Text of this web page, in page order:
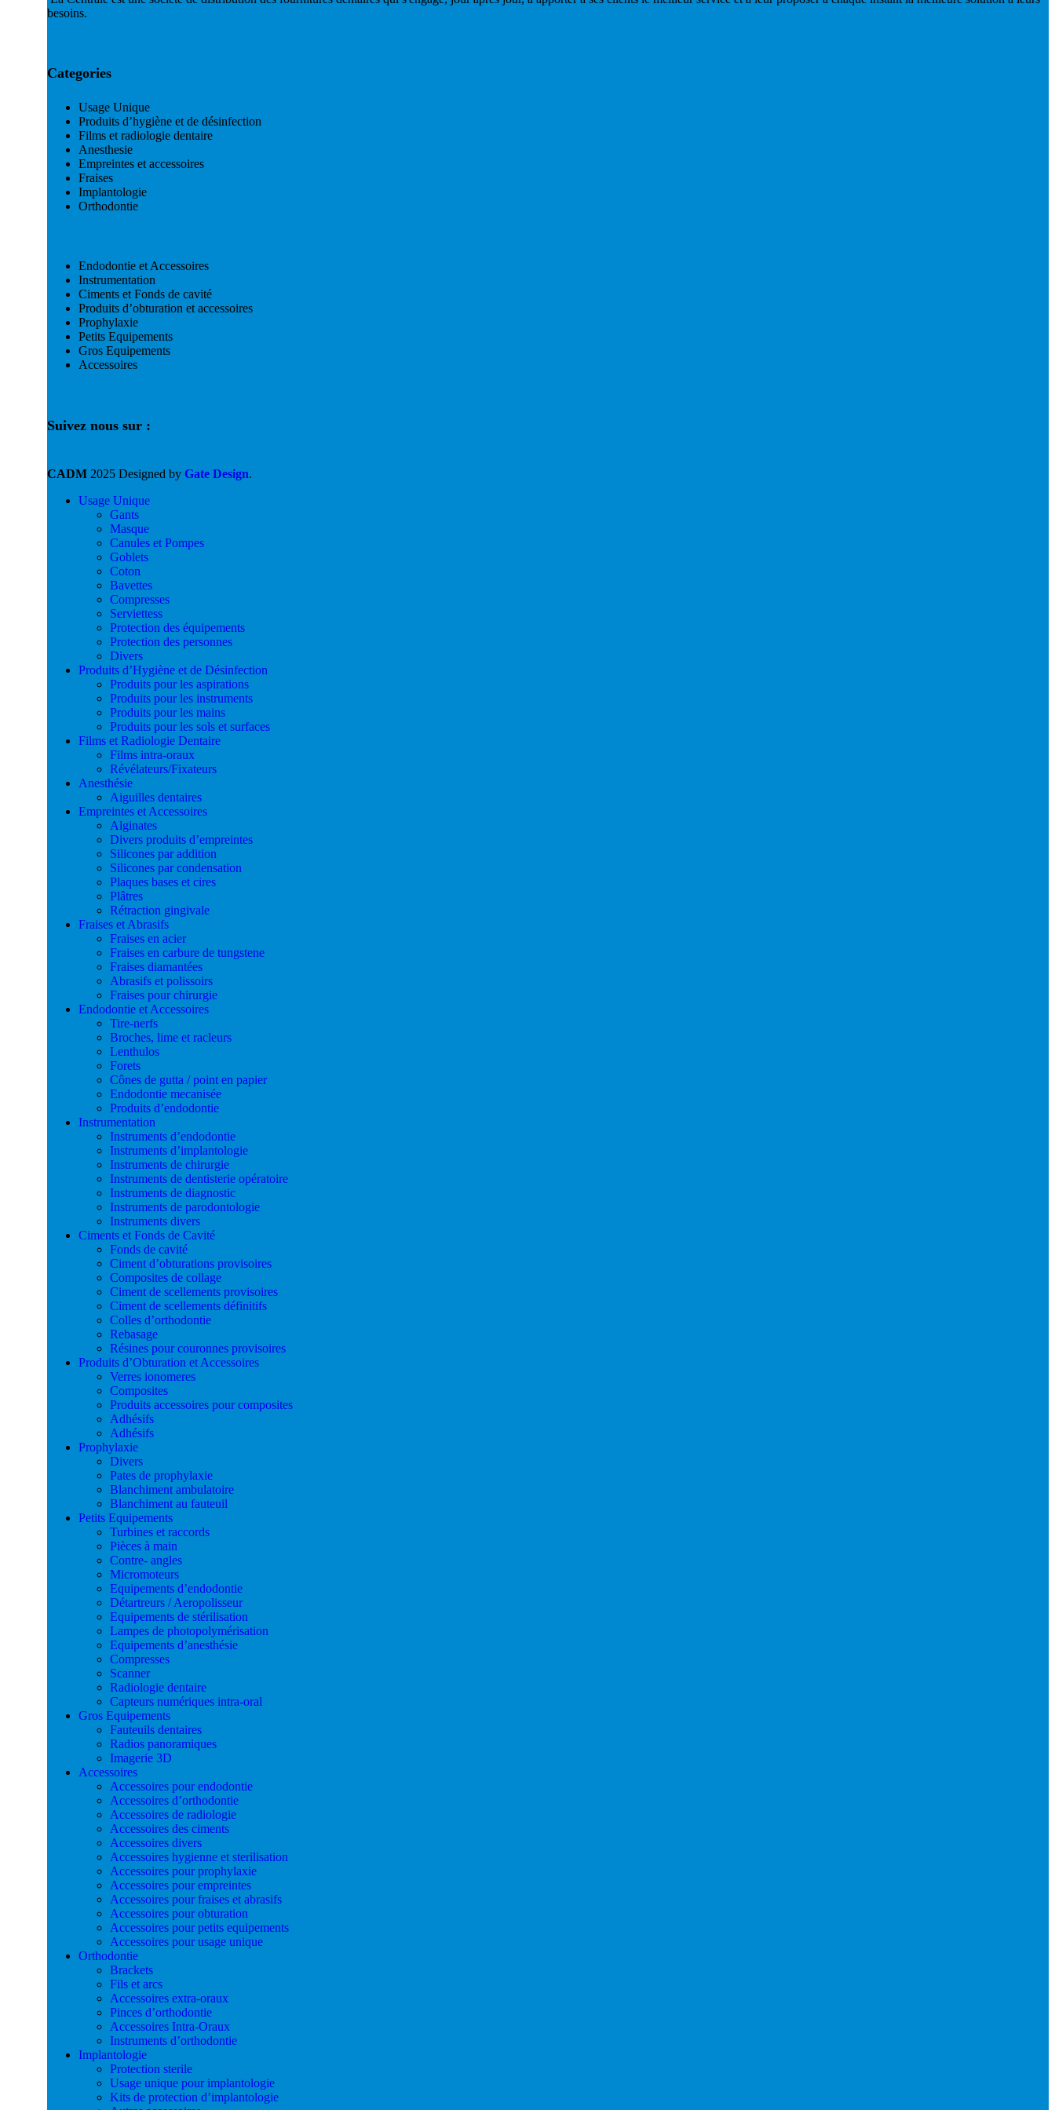
besoins.
Categories
Usage Unique
Produits d’hygiène et de désinfection
Films et radiologie dentaire
Anesthesie
Empreintes et accessoires
Fraises
Implantologie
Orthodontie
Endodontie et Accessoires
Instrumentation
Ciments et Fonds de cavité
Produits d’obturation et accessoires
Prophylaxie
Petits Equipements
Gros Equipements
Accessoires
Suivez nous sur :
CADM 2025 Designed by Gate Design.
Usage Unique
Gants
Masque
Canules et Pompes
Goblets
Coton
Bavettes
Compresses
Serviettess
Protection des équipements
Protection des personnes
Divers
Produits d’Hygiène et de Désinfection
Produits pour les aspirations
Produits pour les instruments
Produits pour les mains
Produits pour les sols et surfaces
Films et Radiologie Dentaire
Films intra-oraux
Révélateurs/Fixateurs
Anesthésie
Aiguilles dentaires
Empreintes et Accessoires
Alginates
Divers produits d’empreintes
Silicones par addition
Silicones par condensation
Plaques bases et cires
Plâtres
Rétraction gingivale
Fraises et Abrasifs
Fraises en acier
Fraises en carbure de tungstene
Fraises diamantées
Abrasifs et polissoirs
Fraises pour chirurgie
Endodontie et Accessoires
Tire-nerfs
Broches, lime et racleurs
Lenthulos
Forets
Cônes de gutta / point en papier
Endodontie mecanisée
Produits d’endodontie
Instrumentation
Instruments d’endodontie
Instruments d’implantologie
Instruments de chirurgie
Instruments de dentisterie opératoire
Instruments de diagnostic
Instruments de parodontologie
Instruments divers
Ciments et Fonds de Cavité
Fonds de cavité
Ciment d’obturations provisoires
Composites de collage
Ciment de scellements provisoires
Ciment de scellements définitifs
Colles d’orthodontie
Rebasage
Résines pour couronnes provisoires
Produits d’Obturation et Accessoires
Verres ionomeres
Composites
Produits accessoires pour composites
Adhésifs
Adhésifs
Prophylaxie
Divers
Pates de prophylaxie
Blanchiment ambulatoire
Blanchiment au fauteuil
Petits Equipements
Turbines et raccords
Pièces à main
Contre- angles
Micromoteurs
Equipements d’endodontie
Détartreurs / Aeropolisseur
Equipements de stérilisation
Lampes de photopolymérisation
Equipements d’anesthésie
Compresses
Scanner
Radiologie dentaire
Capteurs numériques intra-oral
Gros Equipements
Fauteuils dentaires
Radios panoramiques
Imagerie 3D
Accessoires
Accessoires pour endodontie
Accessoires d’orthodontie
Accessoires de radiologie
Accessoires des ciments
Accessoires divers
Accessoires hygienne et sterilisation
Accessoires pour prophylaxie
Accessoires pour empreintes
Accessoires pour fraises et abrasifs
Accessoires pour obturation
Accessoires pour petits equipements
Accessoires pour usage unique
Orthodontie
Brackets
Fils et arcs
Accessoires extra-oraux
Pinces d’orthodontie
Accessoires Intra-Oraux
Instruments d’orthodontie
Implantologie
Protection sterile
Usage unique pour implantologie
Kits de protection d’implantologie